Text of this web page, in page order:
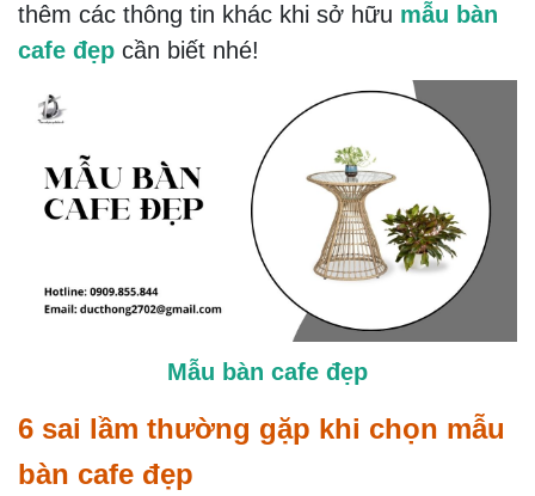
thêm các thông tin khác khi sở hữu mẫu bàn
cafe đẹp cần biết nhé!
Mẫu bàn cafe đẹp
6 sai lầm thường gặp khi chọn mẫu
bàn cafe đẹp